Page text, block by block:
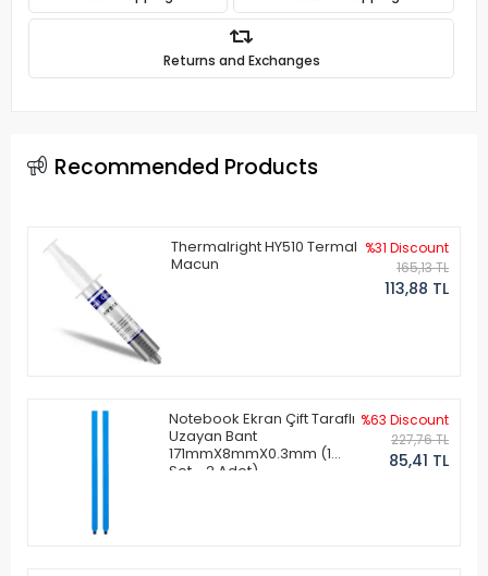
Returns and Exchanges
Recommended Products
Thermalright HY510 Termal
Macun
%31 Discount
165,13 TL
113,88 TL
Notebook Ekran Çift Taraflı
Uzayan Bant
171mmX8mmX0.3mm (1
Set - 2 Adet)
%63 Discount
227,76 TL
85,41 TL